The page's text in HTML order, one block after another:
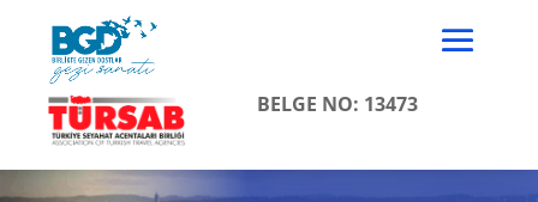
BELGE NO: 13473